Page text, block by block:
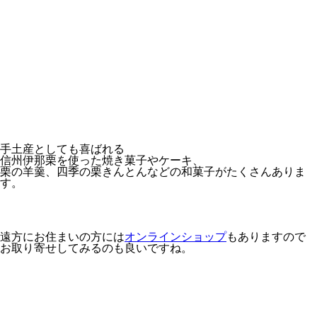
手土産としても喜ばれる
信州伊那栗を使った焼き菓子やケーキ、
栗の羊羹、四季の栗きんとんなどの和菓子がたくさんありま
す。
遠方にお住まいの方にはオンラインショップもありますので
お取り寄せしてみるのも良いですね。